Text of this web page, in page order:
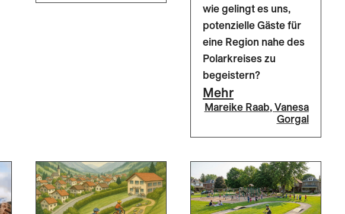
wie gelingt es uns,
potenzielle Gäste für
eine Region nahe des
Polarkreises zu
begeistern?
Mehr
Mareike Raab,Vanesa
Gorgal